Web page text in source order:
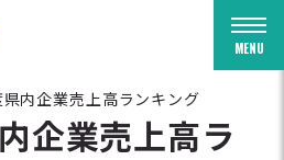
内企業売上高ランキング
企業売上高ラ